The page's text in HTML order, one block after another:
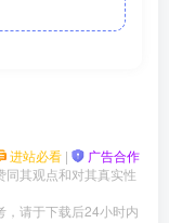
进站必看 | 广告合作
其观点和对其真实性
，请于下载后24小时内